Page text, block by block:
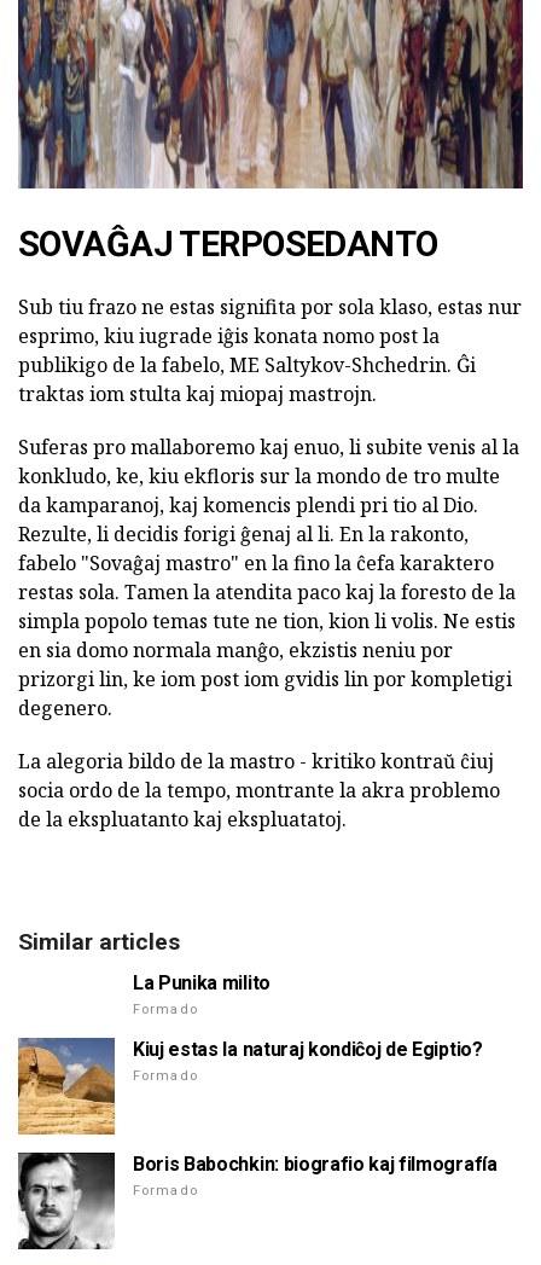
SOVAĜAJ TERPOSEDANTO
Sub tiu frazo ne estas signifita por sola klaso, estas nur
esprimo, kiu iugrade iĝis konata nomo post la
publikigo de la fabelo, ME Saltykov-Shchedrin. Ĝi
traktas iom stulta kaj miopaj mastrojn.
Suferas pro mallaboremo kaj enuo, li subite venis al la
konkludo, ke, kiu ekfloris sur la mondo de tro multe
da kamparanoj, kaj komencis plendi pri tio al Dio.
Rezulte, li decidis forigi ĝenaj al li. En la rakonto,
fabelo "Sovaĝaj mastro" en la fino la ĉefa karaktero
restas sola. Tamen la atendita paco kaj la foresto de la
simpla popolo temas tute ne tion, kion li volis. Ne estis
en sia domo normala manĝo, ekzistis neniu por
prizorgi lin, ke iom post iom gvidis lin por kompletigi
degenero.
La alegoria bildo de la mastro - kritiko kontraŭ ĉiuj
socia ordo de la tempo, montrante la akra problemo
de la ekspluatanto kaj ekspluatatoj.
Similar articles
La Punika milito
Formado
Kiuj estas la naturaj kondiĉoj de Egiptio?
Formado
Boris Babochkin: biografio kaj filmografía
Formado